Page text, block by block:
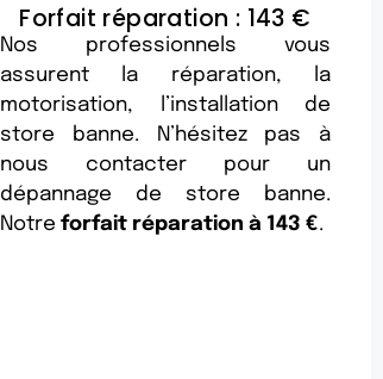
Forfait réparation : 143 €
Nos professionnels vous
assurent la réparation, la
motorisation, l’installation de
store banne. N’hésitez pas à
nous contacter pour un
dépannage de store banne.
Notre forfait réparation à 143 €.